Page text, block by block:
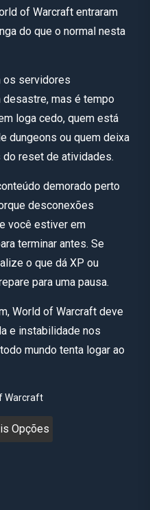
of Warcraft entraram
do que o normal nesta
os servidores
desastre, mas é tempo
loga cedo, quem está
dungeons ou quem deixa
do reset de atividades.
demorado perto
desconexões
você estiver em
terminar antes. Se
o que dá XP ou
para uma pausa.
World of Warcraft deve
e instabilidade nos
mundo tenta logar ao
Warcraft
Opções